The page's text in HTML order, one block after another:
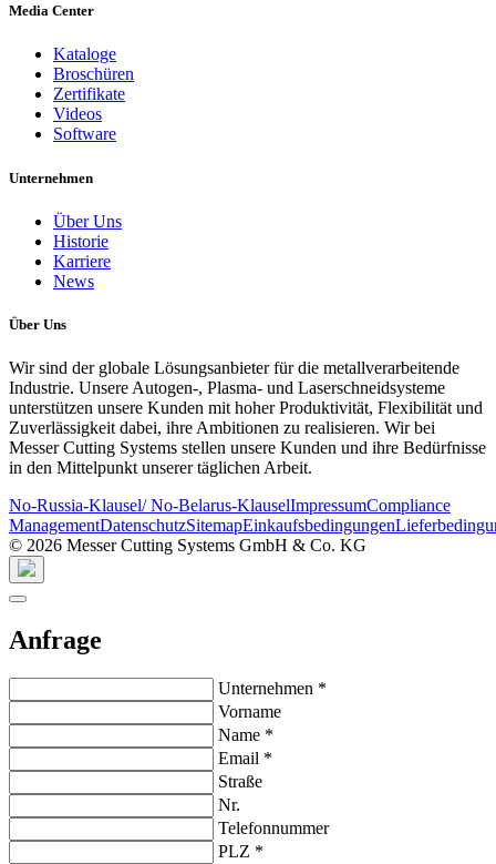
Media Center
Kataloge
Broschüren
Zertifikate
Videos
Software
Unternehmen
Über Uns
Historie
Karriere
News
Über Uns
Wir sind der globale Lösungsanbieter für die metallverarbeitende
Industrie. Unsere Autogen-, Plasma- und Laserschneidsysteme
unterstützen unsere Kunden mit hoher Produktivität, Flexibilität und
Zuverlässigkeit dabei, ihre Ambitionen zu realisieren. Wir bei
Messer Cutting Systems stellen unsere Kunden und ihre Bedürfnisse
in den Mittelpunkt unserer täglichen Arbeit.
No-Russia-Klausel/ No-Belarus-KlauselImpressumCompliance
ManagementDatenschutzSitemapEinkaufsbedingungen
© 2026 Messer Cutting Systems GmbH & Co. KG
Anfrage
Unternehmen *
Vorname
Name *
Email *
Straße
Nr.
Telefonnummer
PLZ *